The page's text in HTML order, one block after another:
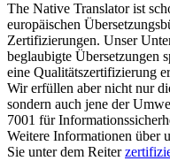
The Native Translator ist
europäischen
Zertifizierungen. Unser
beglaubigte Übersetzungen
eine Qualitätszertifizierung
Wir erfüllen aber nicht nur
sondern auch jene der
7001 für
Weitere Informationen über
Sie unter dem Reiter